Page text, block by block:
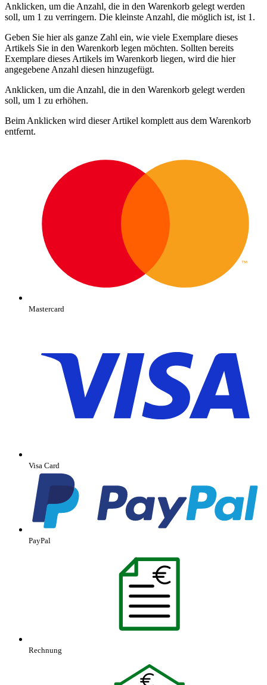
Anklicken, um die Anzahl, die in den Warenkorb gelegt werden
soll, um 1 zu verringern. Die kleinste Anzahl, die möglich ist, ist 1.
Geben Sie hier als ganze Zahl ein, wie viele Exemplare dieses
Artikels Sie in den Warenkorb legen möchten. Sollten bereits
Exemplare dieses Artikels im Warenkorb liegen, wird die hier
angegebene Anzahl diesen hinzugefügt.
Anklicken, um die Anzahl, die in den Warenkorb gelegt werden
soll, um 1 zu erhöhen.
Beim Anklicken wird dieser Artikel komplett aus dem Warenkorb
entfernt.
Mastercard
Visa Card
PayPal
Rechnung